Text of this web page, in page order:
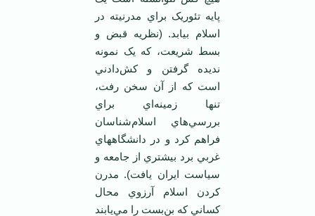
پايه تئوريک براي مدرنيته در
اسلام بيابد. (نظريه قبض و
بسط شريعت، که يک نمونه
نديده گرفتن و کش‌دادني
است که از آن سخن رفت،
تنها زمينه‌اي براي
بررسي‌هاي اسلام‌شناسان
فراهم کرد و در دانشگاههاي
غربي برد بيشتري از جامعه و
سياست ايران يافت). مدرن
کردن اسلام آرزوي محال
کساني که بن‌بست را مي‌يابند